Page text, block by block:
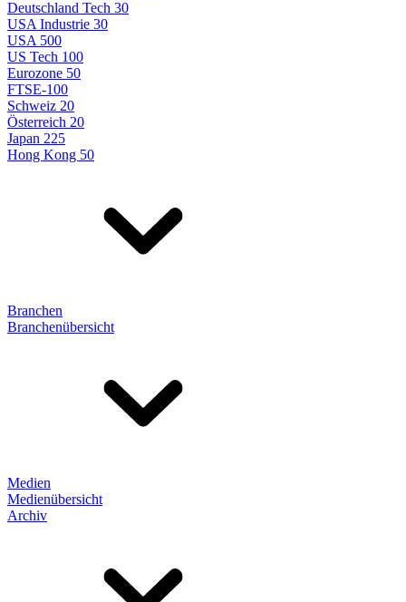
Deutschland Tech 30
USA Industrie 30
USA 500
US Tech 100
Eurozone 50
FTSE-100
Schweiz 20
Österreich 20
Japan 225
Hong Kong 50
Branchen
Branchenübersicht
Medien
Medienübersicht
Archiv